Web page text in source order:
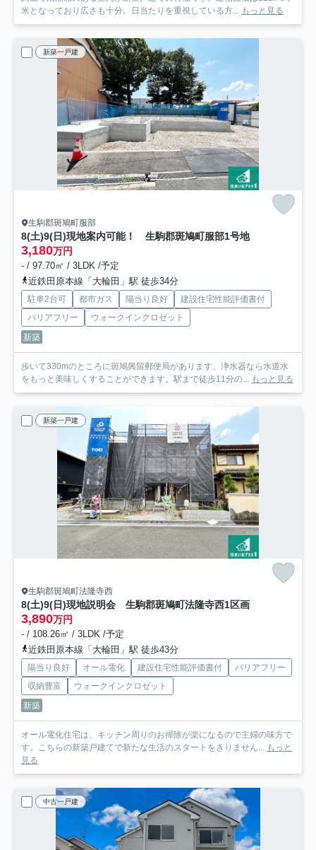
米となっており広さも十分。日当たりを重視している方... もっと見る
新築一戸建
生駒郡斑鳩町服部
8(土)9(日)現地案内可能！ 生駒郡斑鳩町服部1号地
3,180万円
- / 97.70㎡ / 3LDK /予定
近鉄田原本線「大輪田」駅 徒歩34分
駐車2台可 都市ガス 陽当り良好
建設住宅性能評価書付
バリアフリー
ウォークインクロゼット
新築
歩いて330mのところに斑鳩興留郵便局があります。浄水器なら水道水
をもっと美味しくすることができます。駅まで徒歩11分の... もっと見る
新築一戸建
生駒郡斑鳩町法隆寺西
8(土)9(日)現地説明会 生駒郡斑鳩町法隆寺西1区画
3,890万円
- / 108.26㎡ / 3LDK /予定
近鉄田原本線「大輪田」駅 徒歩43分
陽当り良好 オール電化 建設住宅性能評価書付
バリアフリー
収納豊富
ウォークインクロゼット
新築
オール電化住宅は、キッチン周りのお掃除が楽になるので主婦の味方で
す。こちらの新築戸建てで新たな生活のスタートをきりません... もっと
見る
中古一戸建